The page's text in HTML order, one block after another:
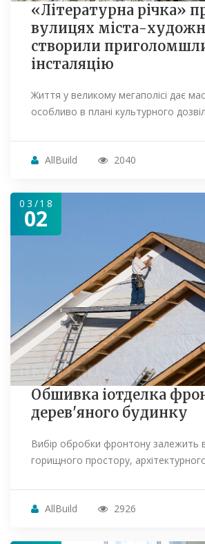
«Літературна річка»
вулицях міста-
створили
інсталяцію
Життя у великому мегаполісі дає
особливо в плані культурного
AllBuild 2040
03/18
02
Обшивка іотделка
дерев'яного будинку
Вибір обробки фронтону залежить
горищного простору,
AllBuild 2926